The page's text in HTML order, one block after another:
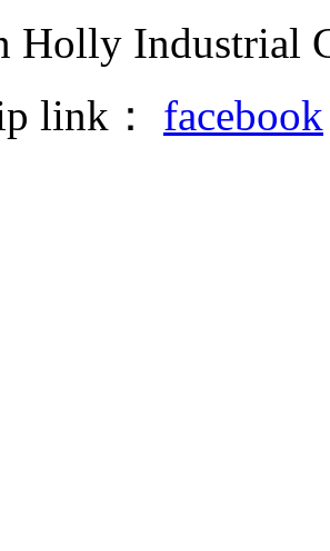
Holly Industrial
link：
facebook